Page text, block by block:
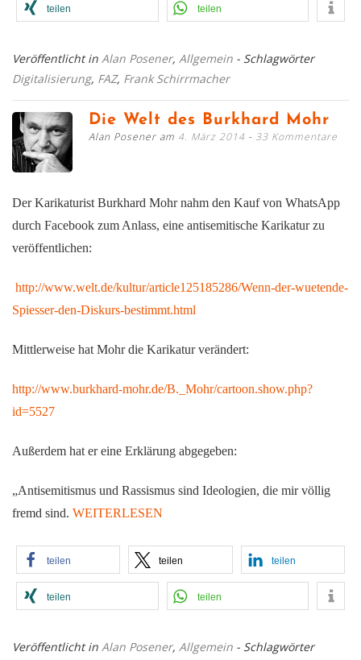
teilen teilen
Veröffentlicht in Alan Posener, Allgemein - Schlagwörter
Digitalisierung, FAZ, Frank Schirrmacher
Die Welt des Burkhard Mohr
Alan Posener am 4. März 2014 33 Kommentare
Der Karikaturist Burkhard Mohr nahm den Kauf von WhatsApp
durch Facebook zum Anlass, eine antisemitische Karikatur zu
veröffentlichen:
http://www.welt.de/kultur/article125185286/Wenn-der-wuetende-
Spiesser-den-Diskurs-bestimmt.html
Mittlerweise hat Mohr die Karikatur verändert:
http://www.burkhard-mohr.de/B._Mohr/cartoon.show.php?
id=5527
Außerdem hat er eine Erklärung abgegeben:
„Antisemitismus und Rassismus sind Ideologien, die mir völlig
fremd sind. WEITERLESEN
teilen teilen teilen
teilen teilen
Veröffentlicht in Alan Posener, Allgemein - Schlagwörter